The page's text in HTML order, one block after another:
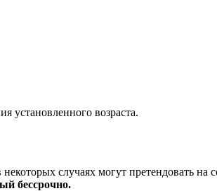
установленного возраста.
случаях могут претендовать на
бессрочно.